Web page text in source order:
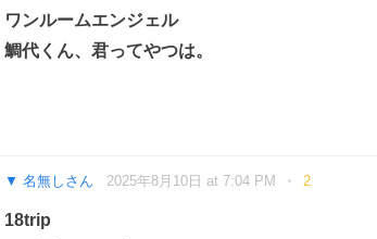
ワンルームエンジェル
鯛代くん、君ってやつは。
名無しさん 2025年8月10日 at 7:04 PM 2
18trip